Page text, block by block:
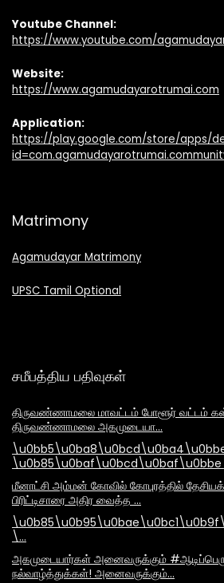
Youtube Channel:
https://www.youtube.com/
Website:
https://www.agamudayarotrumai.com
Application:
https://play.google.com/store/apps/
Matrimony
Agamudayar Matrimony
UPSC Tamil Optional
சமீபத்திய பதிவுகள்
திருவண்ணாமலை மாவட்டம் போளூர் வட்டம்
திருவண்ணாமலை அகமுடையா…
\u0b85\u0baf\u0bcd\u0baf\u0bbe
மீனாட்சி அம்மன் கோவில் கோபுரத்தில்
பிரிட்டிசாரை அதிர வைத்த …
\…
அகமுடையார்கள் அனைவருக்கும்
நல்வாழ்த்துக்கள்! அனைவருக்கும்…